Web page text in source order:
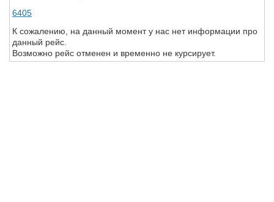
6405
К сожалению, на данный момент у нас нет информации про
данный рейс.
Возможно рейс отменен и временно не курсирует.